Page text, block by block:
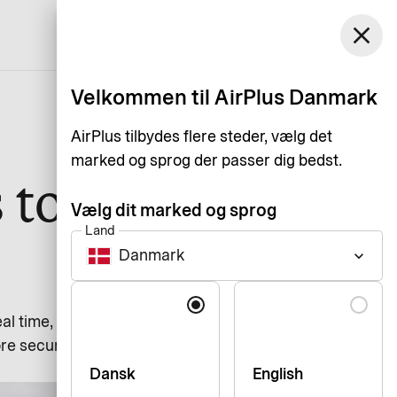
Log ind
close
Velkommen til AirPlus Danmark
AirPlus tilbydes flere steder, vælg det
marked og sprog der passer dig bedst.
Vælg dit marked og sprog
Land
Danmark keyboard_arrow_down
Sprog
Dansk English
towards
time, straight to their travel
secure," says Jesper Bonne,